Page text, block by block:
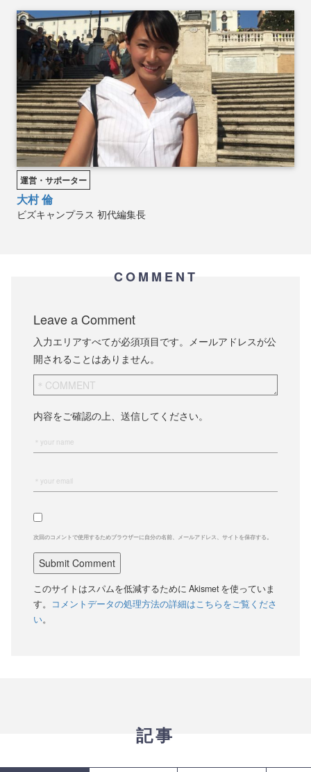
運営・サポーター
大村 倫
ビズキャンプラス 初代編集長
COMMENT
Leave a Comment
入力エリアすべてが必須項目です。メールアドレスが公
開されることはありません。
内容をご確認の上、送信してください。
次回のコメントで使用するためブラウザーに自分の名前、メールアドレス、サイトを保存する。
このサイトはスパムを低減するために Akismet を使っていま
す。
コメントデータの処理方法の詳細はこちらをご覧くださ
い。
記事